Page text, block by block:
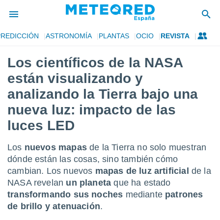
de
por
la
que se
calidad.
a este
y
forma
digital
basada
ASTRONOMÍA PLANTAS OCIO REVISTA
Los científicos de la NASA
están visualizando y
analizando la Tierra bajo una
nueva luz: impacto de las
luces LED
Los nuevos mapasde la Tierra no solo muestran
dónde están las cosas, sino también cómo
cambian. Los nuevos mapas de luz artificial de la
NASA revelan un planetaque ha estado
transformando sus noches mediantepatrones
de brillo y atenuación.